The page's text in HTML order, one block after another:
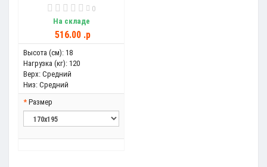
0
На складе
516.00 .p
Высота (см): 18
Нагрузка (кг): 120
Верх: Средний
Низ: Средний
Размер